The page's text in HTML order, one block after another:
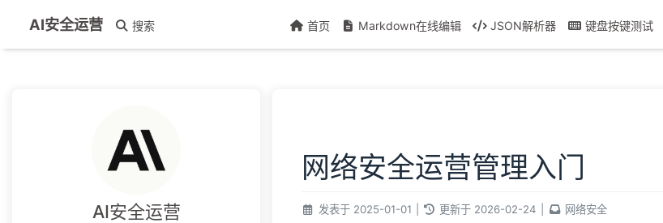
AI安全运营 搜索 首页 Markdown在线编辑 JSON解析器 键盘按键测试
网络安全运营管理入门
发表于 2025-01-01 更新于 2026-02-24
网络安全
AI安全运营